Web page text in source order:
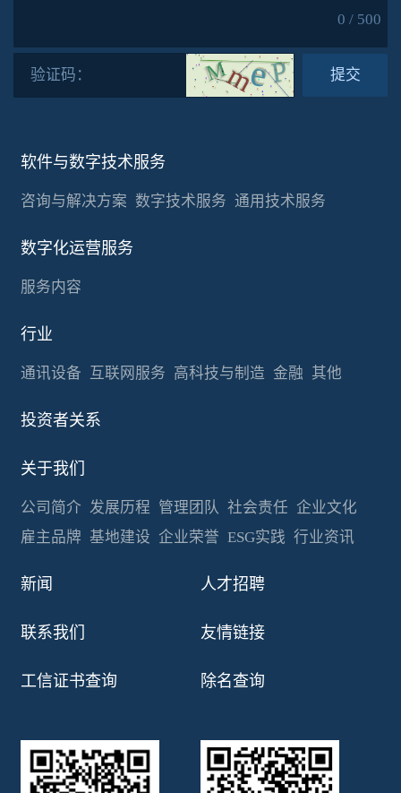
0 / 500
验证码： 提交
软件与数字技术服务
咨询与解决方案 数字技术服务 通用技术服务
数字化运营服务
服务内容
行业
通讯设备 互联网服务 高科技与制造 金融 其他
投资者关系
关于我们
公司简介 发展历程 管理团队 社会责任 企业文化
雇主品牌 基地建设 企业荣誉 ESG实践 行业资讯
新闻 人才招聘
联系我们 友情链接
工信证书查询 除名查询